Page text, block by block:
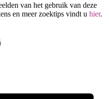
van het gebruik van deze
en meer zoektips vindt u hier.